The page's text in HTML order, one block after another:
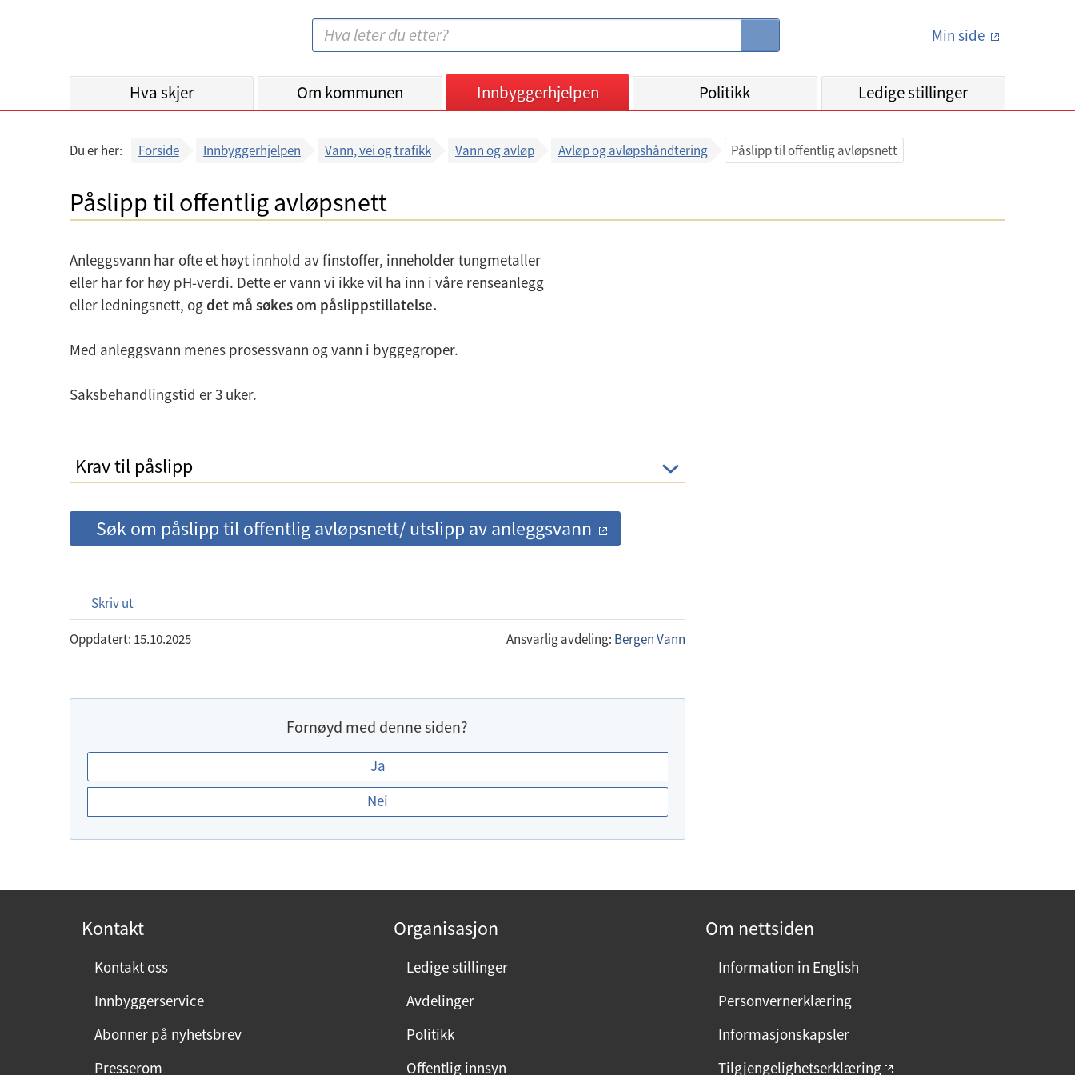
e
k
m
m
n
e
ø
k
:
S
Min side
Hva skjer Om kommunen Innbyggerhjelpen Politikk Ledige stillinger
Du er her: Forside Innbyggerhjelpen Vann, vei og trafikk Vann og avløp Avløp og avløpshåndtering Påslipp til offentlig avløpsnett
Påslipp til offentlig avløpsnett
Anleggsvann har ofte et høyt innhold av finstoffer, inneholder tungmetaller
eller har for høy pH-verdi. Dette er vann vi ikke vil ha inn i våre renseanlegg
eller ledningsnett, ogdet må søkes om påslippstillatelse.
Med anleggsvann menes prosessvann og vann i byggegroper.
Saksbehandlingstid er 3 uker.
Krav til påslipp
Søk om påslipp til offentlig avløpsnett/ utslipp av anleggsvann
Skriv ut
Oppdatert: 15.10.2025 Ansvarlig avdeling: Bergen Vann
Fornøyd med denne siden?
E
r
r
n
ø
m
Ja
Nei
Kontakt
Kontakt oss
Innbyggerservice
Abonner på nyhetsbrev
Presserom
Organisasjon
Ledige stillinger
Avdelinger
Politikk
Offentlig innsyn
Om nettsiden
Information in English
Personvernerklæring
Informasjonskapsler
Tilgjengelighetserklæring